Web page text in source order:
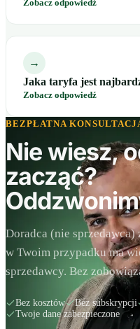
Zobacz odpowiedź
→
Jaka taryfa jest
Zobacz odpowiedź
BEZPŁATNA
Nie wiesz,
zacząć?
Doradca (nie
w Twoim przypadku ma
sprzedawcy. Bez
Bez kosztów Bez subskrypcji
Twoje dane zabezpieczone